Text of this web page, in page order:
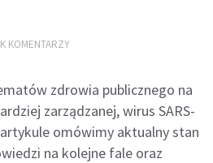
KOMENTARZY
zdrowia publicznego na
zarządzanej, wirus SARS-
omówimy aktualny stan
na kolejne fale oraz